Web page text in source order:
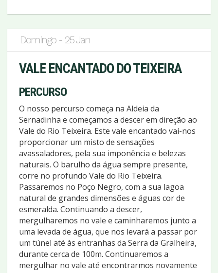
Domingo - 25 Jan
VALE ENCANTADO DO TEIXEIRA
PERCURSO
O nosso percurso começa na Aldeia da
Sernadinha e começamos a descer em direção ao
Vale do Rio Teixeira. Este vale encantado vai-nos
proporcionar um misto de sensações
avassaladores, pela sua imponência e belezas
naturais. O barulho da água sempre presente,
corre no profundo Vale do Rio Teixeira.
Passaremos no Poço Negro, com a sua lagoa
natural de grandes dimensões e águas cor de
esmeralda. Continuando a descer,
mergulharemos no vale e caminharemos junto a
uma levada de água, que nos levará a passar por
um túnel até às entranhas da Serra da Gralheira,
durante cerca de 100m. Continuaremos a
mergulhar no vale até encontrarmos novamente